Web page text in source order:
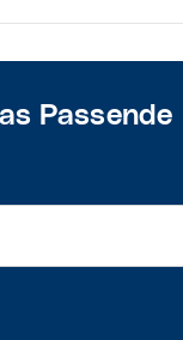
Passende